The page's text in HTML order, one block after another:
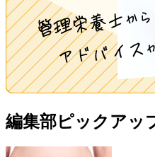
編集部ピックアッ